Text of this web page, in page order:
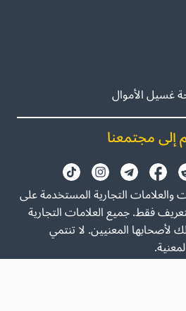
إلى مجتمعنا
والعلامات التجارية المستخدمة على
فقط. جميع العلامات التجارية
المعنيين. لا تنتمي